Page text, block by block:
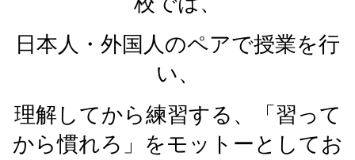
日本人・外国人のペアで授業を行
い、
理解してから練習する、「習って
から慣れろ」をモットーとしてお